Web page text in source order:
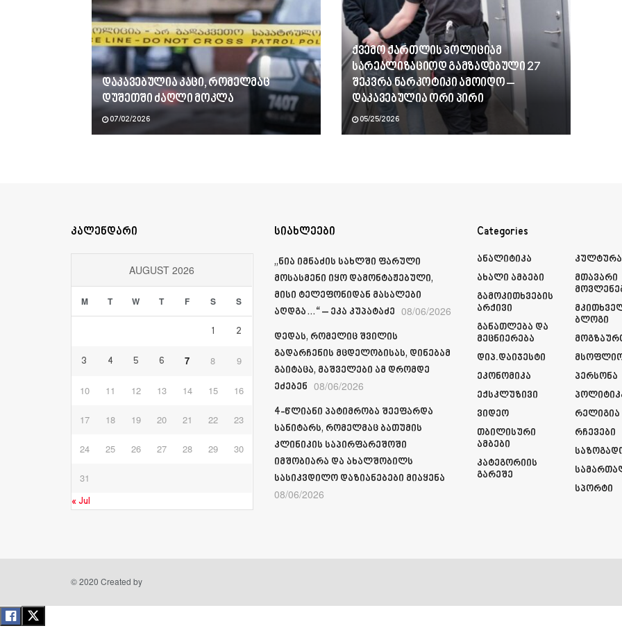
დაკავებულია კაცი, რომელმაც
დუშეთში ძაღლი მოკლა
07/02/2026
ქვემო ქართლის პოლიციამ
სარეალიზაციოდ გამზადებული 27
შეკვრა ნარკოტიკი ამოიღო –
დაკავებულია ორი პირი
05/25/2026
კალენდარი
AUGUST 2026
M T W T F S S
1 2
3 4 5 6 7 8 9
10 11 12 13 14 15 16
17 18 19 20 21 22 23
24 25 26 27 28 29 30
31
« Jul
სიახლეები
„ნია იმნაძის სახლში ფარული
მოსასმენი იყო დამონტაჟებული,
მისი ტელეფონიდან მასალები
აღდგა…“ – ეკა კუპატაძე 08/06/2026
დედას, რომელიც შვილის
გადარჩენის მცდელობისას, დინებამ
გაიტაცა, მაშველები ამ დრომდე
ეძებენ 08/06/2026
4-წლიანი პატიმრობა შეეფარდა
სანიტარს, რომელმაც ბათუმის
კლინიკის საპირფარეშოში
იმშობიარა და ახალშობილს
სასიკვდილო დაზიანებები მიაყენა
08/06/2026
Categories
Ანალიტიკა
Ახალი Ამბები
Გამოკითხვების
Არქივი
Განათლება Და
Მეცნიერება
Დიპ.დაიჯესტი
Ეკონომიკა
Ექსკლუზივი
Ვიდეო
Თბილისური
Ამბები
Კატეგორიის
Გარეშე
Კულტურა
Მთავარი
Ბლოგი
Პერსონა
Რელიგია
Რჩევები
Სპორტი
© 2020 Created by